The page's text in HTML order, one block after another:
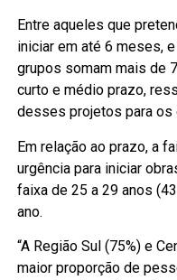
Entre aqueles que
iniciar em até 6 meses,
grupos somam mais de
curto e médio prazo,
desses projetos para os
Em relação ao prazo, a
urgência para iniciar
faixa de 25 a 29 anos
ano.
“A Região Sul (75%) e
maior proporção de